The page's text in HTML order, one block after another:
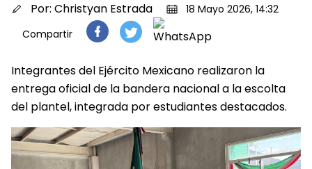
Por: Christyan Estrada
18 Mayo 2026, 14:32
Compartir
Integrantes del Ejército Mexicano realizaron la
entrega oficial de la bandera nacional a la escolta
del plantel, integrada por estudiantes destacados.